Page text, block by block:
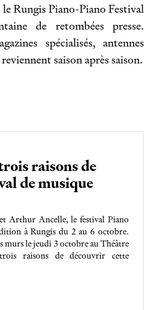
Rungis Piano-Piano Festival
de retombées presse.
spécialisés, antennes
saison après saison.
raisons de
de musique
Arthur Ancelle, le festival Piano
à Rungis du 2 au 6 octobre.
murs le jeudi 3 octobre au Théâtre
raisons de découvrir cette